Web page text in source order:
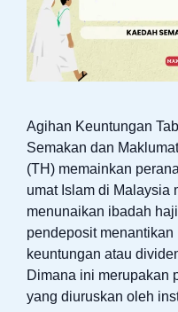
Agihan Keuntungan
Semakan dan
(TH) memainkan
umat Islam di Malaysia
menunaikan ibadah
pendeposit
keuntungan atau
Dimana ini merupakan
yang diuruskan oleh